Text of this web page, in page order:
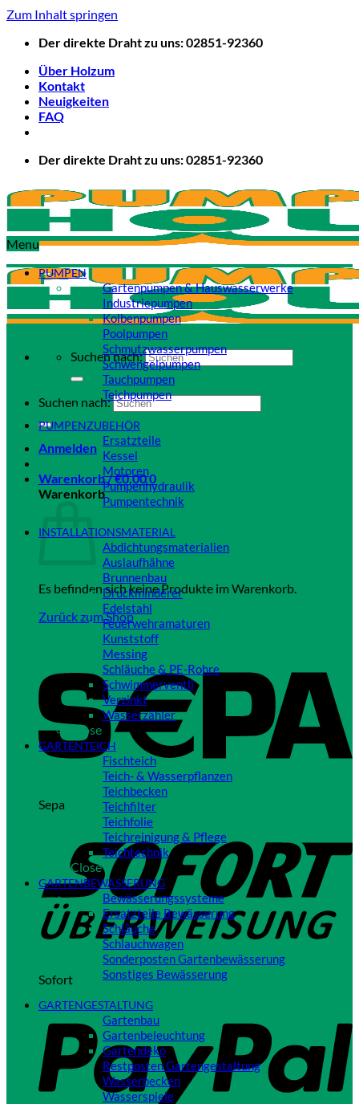
Zum Inhalt springen
Der direkte Draht zu uns: 02851-92360
Über Holzum
Kontakt
Neuigkeiten
FAQ
Der direkte Draht zu uns: 02851-92360
Suchen nach:
Suchen nach:
Anmelden
Warenkorb /€0,000
Warenkorb
Es befinden sich keine Produkte im Warenkorb.
Zurück zum Shop
Sepa
Sofort
Menu
PUMPEN
Gartenpumpen & Hauswasserwerke
Industriepumpen
Kolbenpumpen
Poolpumpen
Schmutzwasserpumpen
Schwengelpumpen
Tauchpumpen
Teichpumpen
Close
PUMPENZUBEHÖR
Ersatzteile
Kessel
Motoren
Pumpenhydraulik
Pumpentechnik
INSTALLATIONSMATERIAL
Abdichtungsmaterialien
Auslaufhähne
Brunnenbau
Druckminderer
Edelstahl
Feuerwehramaturen
Kunststoff
Messing
Schläuche & PE-Rohre
Schwimmerventil
Verzinkt
Wasserzähler
Close
GARTENTEICH
Fischteich
Teich- & Wasserpflanzen
Teichbecken
Teichfilter
Teichfolie
Teichreinigung & Pflege
Teichtechnik
Close
GARTENBEWÄSSERUNG
Bewässerungssysteme
Ersatzteile Bewässerung
Schläuche
Schlauchwagen
Sonderposten Gartenbewässerung
Sonstiges Bewässerung
Close
GARTENGESTALTUNG
Gartenbau
Gartenbeleuchtung
Gartendeko
Restposten Gartengestaltung
Wasserbecken
Wasserspiele